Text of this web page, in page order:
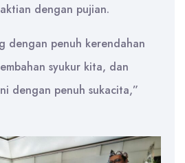
dengan pujian.
dengan penuh kerendahan
syukur kita, dan
dengan penuh sukacita,”